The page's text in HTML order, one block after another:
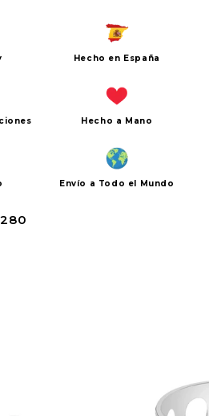
Hecho en España
Hecho a Mano
Envío a Todo el Mundo